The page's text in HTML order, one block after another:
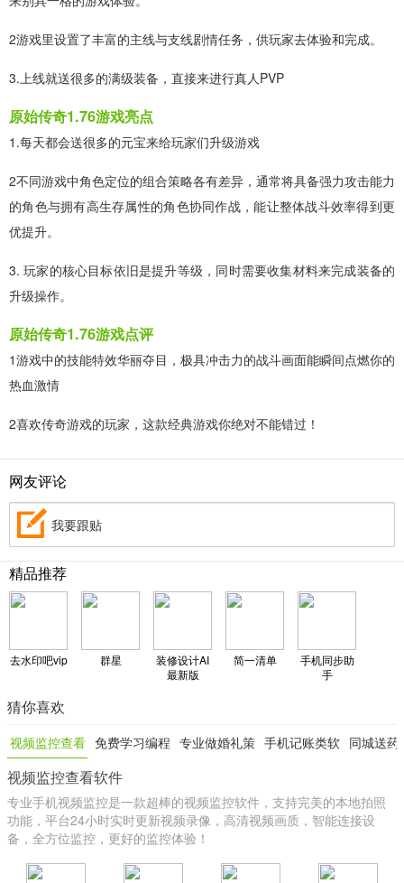
2游戏里设置了丰富的主线与支线剧情任务，供玩家去体验和完成。
3.上线就送很多的满级装备，直接来进行真人PVP
原始传奇1.76游戏亮点
1.每天都会送很多的元宝来给玩家们升级游戏
2不同游戏中角色定位的组合策略各有差异，通常将具备强力攻击能力
的角色与拥有高生存属性的角色协同作战，能让整体战斗效率得到更
优提升。
3. 玩家的核心目标依旧是提升等级，同时需要收集材料来完成装备的
升级操作。
原始传奇1.76游戏点评
1游戏中的技能特效华丽夺目，极具冲击力的战斗画面能瞬间点燃你的
热血激情
2喜欢传奇游戏的玩家，这款经典游戏你绝对不能错过！
网友评论
我要跟贴
精品推荐
去水印吧vip 群星
装修设计AI
最新版
简一清单
手机同步助
手
猜你喜欢
视频监控查看
软件
免费学习编程
软件
专业做婚礼策 手机记账类软 同城送药
视频监控查看软件
专业手机视频监控是一款超棒的视频监控软件，支持完美的本地拍照
功能，平台24小时实时更新视频录像，高清视频画质，智能连接设
备，全方位监控，更好的监控体验！